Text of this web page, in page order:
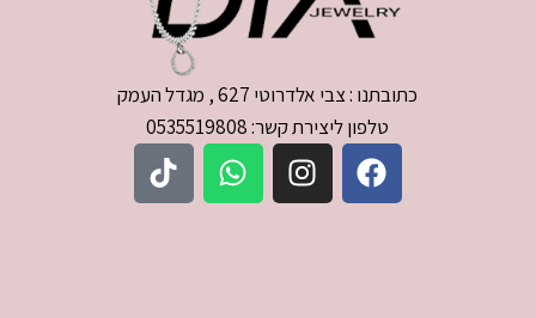
כתובתנו : צבי אלדרוטי 627 , מגדל העמק
טלפון ליצירת קשר: 0535519808